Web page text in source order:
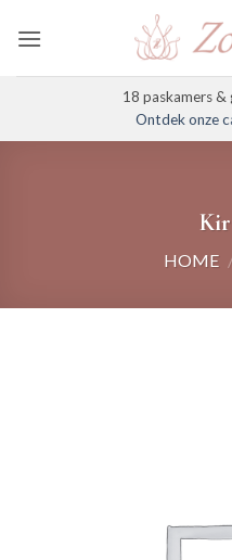
naar
18 paskamers &
Ontdek onze
HOME